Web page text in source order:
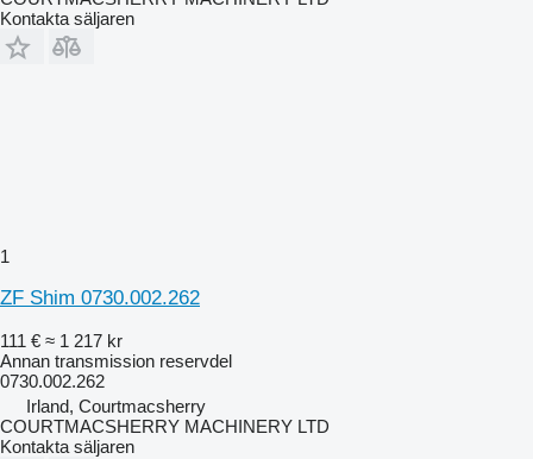
Kontakta säljaren
1
ZF Shim 0730.002.262
111 € ≈ 1 217 kr
Annan transmission reservdel
0730.002.262
Irland, Courtmacsherry
COURTMACSHERRY MACHINERY LTD
Kontakta säljaren